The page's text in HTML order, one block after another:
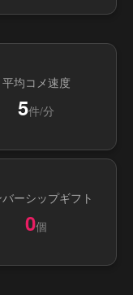
平均コメ速度
5件/分
バーシップギフト
0個